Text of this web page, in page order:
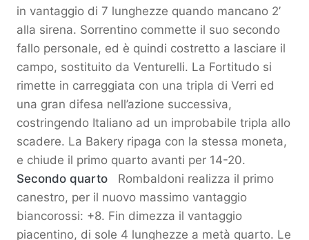
in vantaggio di 7 lunghezze quando mancano 2’
alla sirena. Sorrentino commette il suo secondo
fallo personale, ed è quindi costretto a lasciare il
campo, sostituito da Venturelli. La Fortitudo si
rimette in carreggiata con una tripla di Verri ed
una gran difesa nell’azione successiva,
costringendo Italiano ad un improbabile tripla allo
scadere. La Bakery ripaga con la stessa moneta,
e chiude il primo quarto avanti per 14-20.
Secondo quarto Rombaldoni realizza il primo
canestro, per il nuovo massimo vantaggio
biancorossi: +8. Fin dimezza il vantaggio
piacentino, di sole 4 lunghezze a metà quarto. Le